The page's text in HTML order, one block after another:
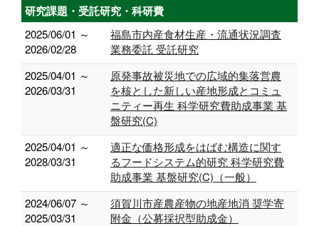
研究課題・受託研究・科研費
2025/06/01 ～
2026/02/28
福島市内産食材生産・流通状況調査
業務委託 受託研究
2025/04/01 ～
2026/03/31
原発事故被災地での広域的集落営農
を核とした新しい産地形成とコミュ
ニティー再生 科学研究費助成事業 基
盤研究(C)
2025/04/01 ～
2028/03/31
適正な価格形成をはばむ構造に関す
るフードシステム的研究 科学研究費
助成事業 基盤研究(C)（一般）
2024/06/07 ～
2025/03/31
須賀川市産農産物の地産地消 奨学寄
附金（公募採択型助成金）